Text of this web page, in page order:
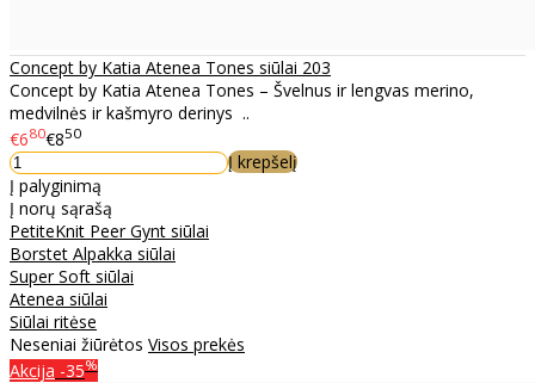
Concept by Katia Atenea Tones siūlai 203
Concept by Katia Atenea Tones – Švelnus ir lengvas merino,
medvilnės ir kašmyro derinys ..
€680€850
Į krepšelį
Į palyginimą
Į norų sąrašą
PetiteKnit Peer Gynt siūlai
Borstet Alpakka siūlai
Super Soft siūlai
Atenea siūlai
Siūlai ritėse
Neseniai žiūrėtos Visos prekės
Akcija -35%